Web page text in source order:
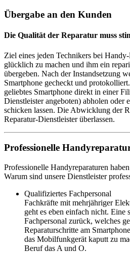
Übergabe an den Kunden
Die Qualität der Reparatur muss
Ziel eines jeden Technikers bei
glücklich zu machen und ihm ein
übergeben. Nach der Instandsetzung
Smartphone gecheckt und
geliebtes Smartphone direkt in einer
Dienstleister angeboten) abholen oder
schicken lassen. Die Abwicklung der
Reparatur-Dienstleister überlassen.
Professionelle
Professionelle Handyreparaturen
Warum sind unsere Dienstleister
Qualifiziertes Fachpersonal
Fachkräfte mit mehrjähriger
geht es eben einfach nicht. Eine
Fachpersonal zurück, welches
Reparaturschritte am
das Mobilfunkgerät kaputt zu
Beruf das A und O.